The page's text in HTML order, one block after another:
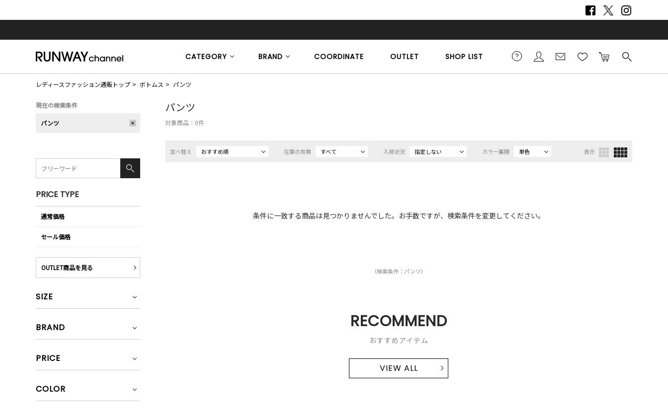
CATEGORY BRAND COORDINATE OUTLET SHOP LIST
レディースファッション通販トップ ボトムス パンツ
パンツ
対象商品： 0件
並べ替え おすすめ順 在庫の有無 すべて 入荷状況 指定しない カラー展開 単色 表示
条件に一致する商品は見つかりませんでした。お手数ですが、検索条件を変更してください。
（検索条件：パンツ）
RECOMMEND
おすすめアイテム
VIEW ALL
現在の検索条件
パンツ
PRICE TYPE
通常価格
セール価格
OUTLET商品を見る
SIZE
BRAND
PRICE
COLOR